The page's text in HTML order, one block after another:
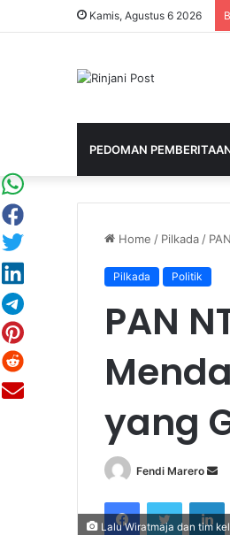
Kamis, Agustus 6 2026
PEDOMAN
Home / Pilkada /
Pilkada Politik
PAN
yang
Fendi Marero
FacebookTwitter
Lalu Wiratmaja dan tim